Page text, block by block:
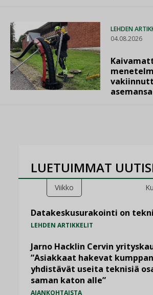
LEHDEN
04.08.2026
LUETUIMMAT
Viikko
Datakeskusurakointi on
LEHDEN ARTIKKELIT
Jarno Hacklin Cervin
”Asiakkaat hakevat
yhdistävät useita teknisiä
saman katon alle”
AJANKOHTAISTA